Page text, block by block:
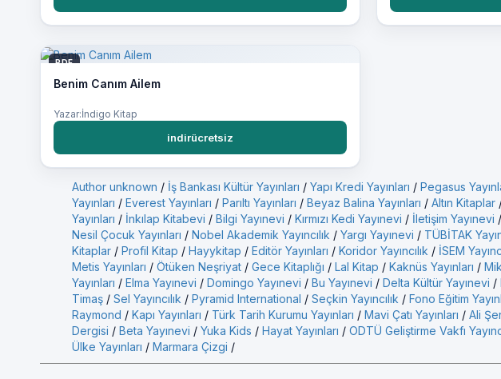
PDF
Benim Canım Ailem
Yazar:İndigo Kitap
indirücretsiz
Author unknown / İş Bankası Kültür Yayınları / Yapı Kredi Yayınları / Pegasus
Yayınları / Everest Yayınları / Parıltı Yayınları / Beyaz Balina Yayınları / Altın Kitaplar
Yayınları / İnkılap Kitabevi / Bilgi Yayınevi / Kırmızı Kedi Yayınevi / İletişim Yayınevi /
Nesil Çocuk Yayınları / Nobel Akademik Yayıncılık / Yargı Yayınevi / TÜBİTAK
Kitaplar / Profil Kitap / Hayykitap / Editör Yayınları / Koridor Yayıncılık / İSEM
Metis Yayınları / Ötüken Neşriyat / Gece Kitaplığı / Lal Kitap / Kaknüs Yayınları /
Yayınları / Elma Yayınevi / Domingo Yayınevi / Bu Yayınevi / Delta Kültür Yayınevi /
Timaş / Sel Yayıncılık / Pyramid International / Seçkin Yayıncılık / Fono Eğitim
Raymond / Kapı Yayınları / Türk Tarih Kurumu Yayınları / Mavi Çatı Yayınları / Ali
Dergisi / Beta Yayınevi / Yuka Kids / Hayat Yayınları / ODTÜ Geliştirme Vakfı
Ülke Yayınları / Marmara Çizgi /